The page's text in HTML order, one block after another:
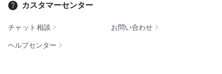
カスタマーセンター
チャット相談 お問い合わせ
ヘルプセンター